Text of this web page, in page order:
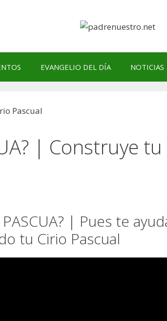
EVANGELIO DEL DÍA NOTICIAS
| Construye
| Pues te
tu Cirio Pascual